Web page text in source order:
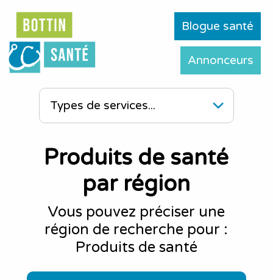
Blogue santé
Annonceurs
Produits de santé
par région
Vous pouvez préciser une
région de recherche pour :
Produits de santé